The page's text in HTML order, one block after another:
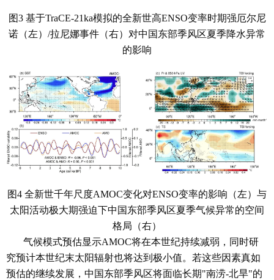
图3 基于TraCE-21ka模拟的全新世高ENSO变率时期强厄尔尼
诺（左）/拉尼娜事件（右）对中国东部季风区夏季降水异常
的影响
图4 全新世千年尺度AMOC变化对ENSO变率的影响（左）与
太阳活动极大期强迫下中国东部季风区夏季气候异常的空间
格局（右）
气候模式预估显示AMOC将在本世纪持续减弱，同时研
究预计本世纪末太阳辐射也将达到极小值。若这些因素真如
预估的继续发展，中国东部季风区将面临长期"南涝-北旱"的